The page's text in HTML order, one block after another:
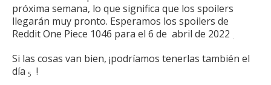
próxima semana, lo que significa que los spoilers
llegarán muy pronto. Esperamos los spoilers de
Reddit One Piece 1046 para el 6 de abril de 2022 .
Si las cosas van bien, ¡podríamos tenerlas también el
día 5
!